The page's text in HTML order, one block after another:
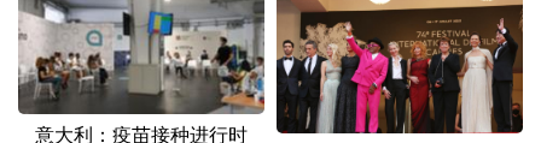
新疆 内蒙古 黑龙江
多语种频道
意大利：疫苗接种进行时